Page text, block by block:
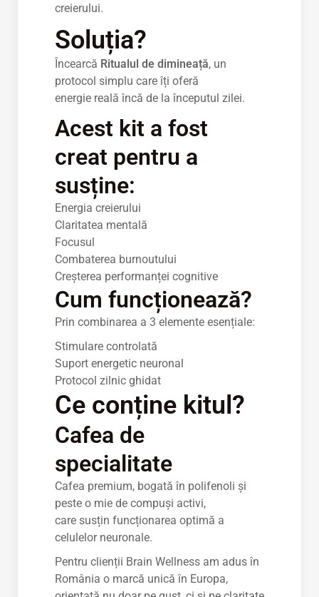
creierului.
Soluția?
Încearcă Ritualul de dimineață, un
protocol simplu care îți oferă
energie reală încă de la începutul zilei.
Acest kit a fost
creat pentru a
susține:
Energia creierului
Claritatea mentală
Focusul
Combaterea burnoutului
Creșterea performanței cognitive
Cum funcționează?
Prin combinarea a 3 elemente esențiale:
Stimulare controlată
Suport energetic neuronal
Protocol zilnic ghidat
Ce conține kitul?
Cafea de
specialitate
Cafea premium, bogată în polifenoli și
peste o mie de compuși activi,
care susțin funcționarea optimă a
celulelor neuronale.
Pentru clienții Brain Wellness am adus în
România o marcă unică în Europa,